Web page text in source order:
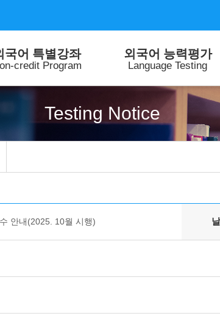
국어 특별강좌
credit Program
외국어 능력평가
Language Testing
Testing Notice
안내(2025. 10월 시행)